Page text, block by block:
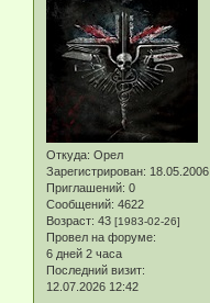
Откуда: Орел
Зарегистрирован: 18.05.2006
Приглашений: 0
Сообщений: 4622
Возраст: 43 [1983-02-26]
Провел на форуме:
6 дней 2 часа
Последний визит:
12.07.2026 12:42